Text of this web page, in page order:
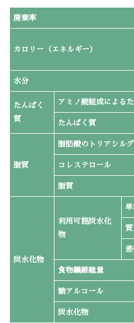
廃棄率
カロリー（エネルギー）
水分
たんぱく
質
アミノ酸組成による
たんぱく質
脂質
脂肪酸のトリアシル
コレステロール
脂質
炭水化物
利用可能炭水化
物
食物繊維総量
糖アルコール
炭水化物